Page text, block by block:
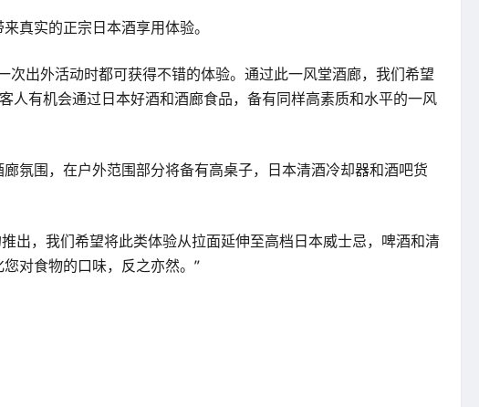
真实的正宗日本酒享用体验。
出外活动时都可获得不错的体验。通过此一风堂酒廊，我们希望
有机会通过日本好酒和酒廊食品，备有同样高素质和水平的一风
氛围，在户外范围部分将备有高桌子，日本清酒冷却器和酒吧货
出，我们希望将此类体验从拉面延伸至高档日本威士忌，啤酒和清
对食物的口味，反之亦然。”